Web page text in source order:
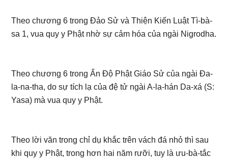
Theo chương 6 trong Đảo Sử và Thiện Kiến Luật Tì-bà-
sa 1, vua quy y Phật nhờ sự cảm hóa của ngài Nigrodha.
Theo chương 6 trong Ấn Độ Phật Giáo Sử của ngài Đa-
la-na-tha, do sự tích lạ của đệ tử ngài A-la-hán Da-xá (S:
Yasa) mà vua quy y Phật.
Theo lời văn trong chỉ dụ khắc trên vách đá nhỏ thì sau
khi quy y Phật, trong hơn hai năm rưỡi, tuy là ưu-bà-tắc